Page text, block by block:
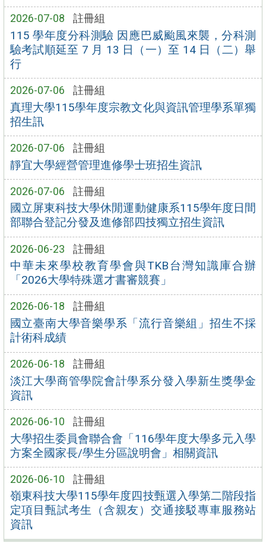
2026-07-08 註冊組
115 學年度分科測驗 因應巴威颱風來襲，分科測
驗考試順延至 7 月 13 日（一）至 14 日（二）舉
行
2026-07-06 註冊組
真理大學115學年度宗教文化與資訊管理學系單獨
招生訊
2026-07-06 註冊組
靜宜大學經營管理進修學士班招生資訊
2026-07-06 註冊組
國立屏東科技大學休閒運動健康系115學年度日間
部聯合登記分發及進修部四技獨立招生資訊
2026-06-23 註冊組
中華未來學校教育學會與TKB台灣知識庫合辦
「2026大學特殊選才書審競賽」
2026-06-18 註冊組
國立臺南大學音樂學系「流行音樂組」招生不採
計術科成績
2026-06-18 註冊組
淡江大學商管學院會計學系分發入學新生獎學金
資訊
2026-06-10 註冊組
大學招生委員會聯合會「116學年度大學多元入學
方案全國家長/學生分區說明會」相關資訊
2026-06-10 註冊組
嶺東科技大學115學年度四技甄選入學第二階段指
定項目甄試考生（含親友）交通接駁專車服務站
資訊